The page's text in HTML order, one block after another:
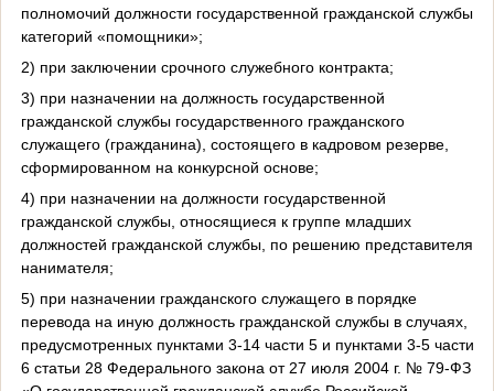
полномочий должности государственной гражданской службы
категорий «помощники»;
2) при заключении срочного служебного контракта;
3) при назначении на должность государственной
гражданской службы государственного гражданского
служащего (гражданина), состоящего в кадровом резерве,
сформированном на конкурсной основе;
4) при назначении на должности государственной
гражданской службы, относящиеся к группе младших
должностей гражданской службы, по решению представителя
нанимателя;
5) при назначении гражданского служащего в порядке
перевода на иную должность гражданской службы в случаях,
предусмотренных пунктами 3-14 части 5 и пунктами 3-5 части
6 статьи 28 Федерального закона от 27 июля 2004 г. № 79-ФЗ